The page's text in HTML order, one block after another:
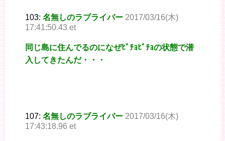
103: 名無しのラブライバー 2017/03/16(木)
17:41:50.43 et
同じ島に住んでるのになぜﾋﾞﾁｮﾋﾞﾁｮの状態で潜
入してきたんだ・・・
107: 名無しのラブライバー 2017/03/16(木)
17:43:18.96 et